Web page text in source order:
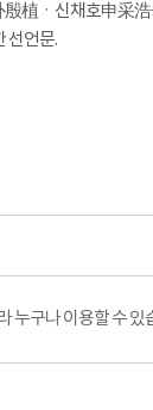
植ㆍ신채호申采浩
선언문.
누구나 이용할 수 있